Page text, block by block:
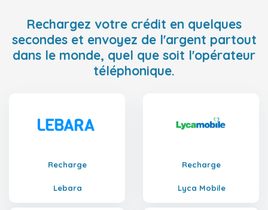
Rechargez votre crédit en quelques
secondes et envoyez de l'argent partout
dans le monde, quel que soit l'opérateur
téléphonique.
Recharge
Lebara
Recharge
Lyca Mobile